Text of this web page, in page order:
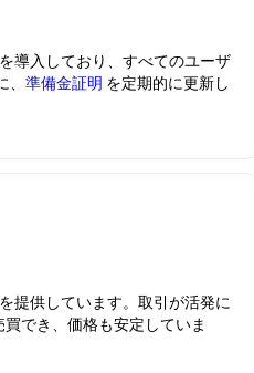
導入しており、すべてのユーザ
準備金証明 を定期的に更新し
提供しています。取引が活発に
でき、価格も安定していま